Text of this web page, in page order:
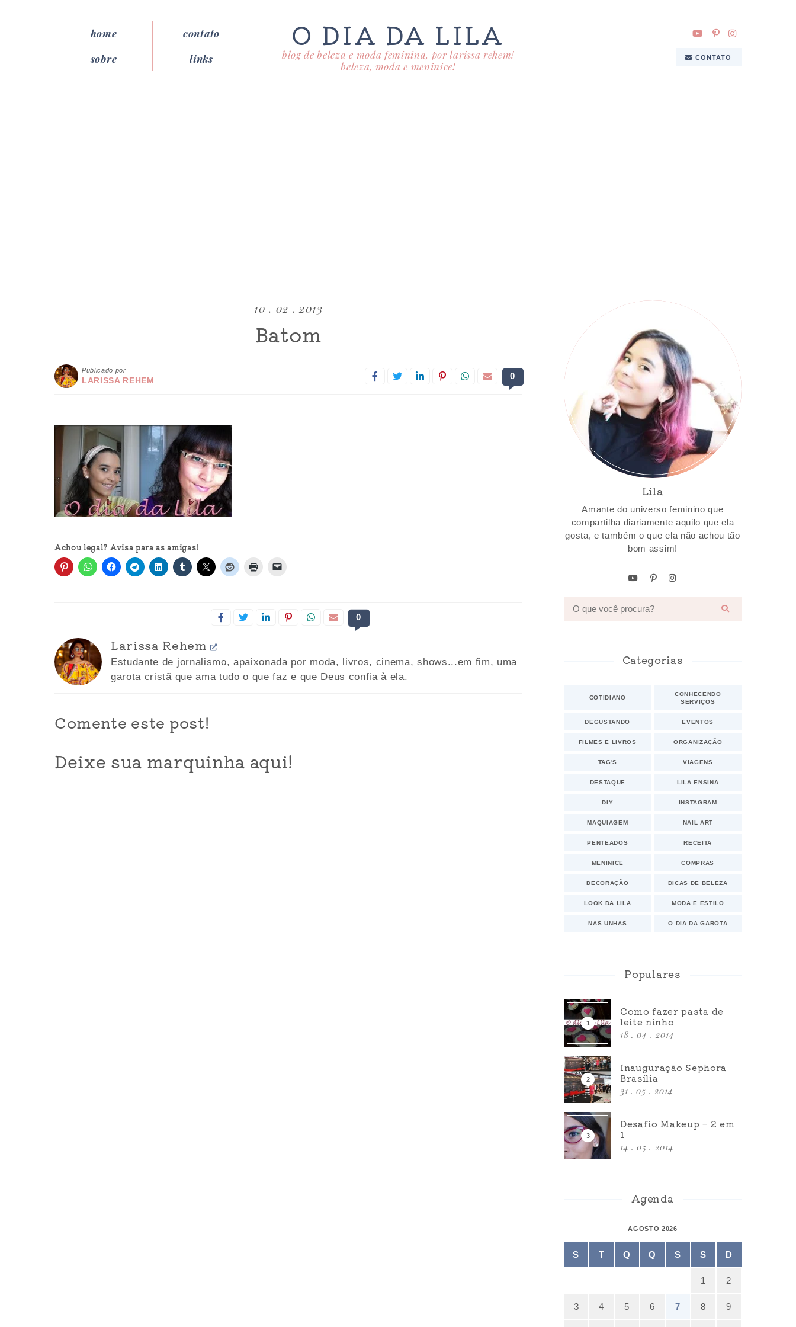
home
contato
sobre
links
O DIA DA LILA
blog de beleza e moda feminina, por larissa rehem!
beleza, moda e meninice!
CONTATO
10 . 02 . 2013
Batom
Publicado por
LARISSA REHEM 0
Achou legal? Avisa para as amigas!
0
Larissa Rehem
Estudante de jornalismo, apaixonada por moda, livros, cinema, shows...em fim, uma
garota cristã que ama tudo o que faz e que Deus confia à ela.
Comente este post!
Deixe sua marquinha aqui!
Lila
Amante do universo feminino que
compartilha diariamente aquilo que ela
gosta, e também o que ela não achou tão
bom assim!
Categorias
COTIDIANO
CONHECENDO
SERVIÇOS
DEGUSTANDO EVENTOS
FILMES E LIVROS ORGANIZAÇÃO
TAG'S VIAGENS
DESTAQUE LILA ENSINA
DIY INSTAGRAM
MAQUIAGEM NAIL ART
PENTEADOS RECEITA
MENINICE COMPRAS
DECORAÇÃO DICAS DE BELEZA
LOOK DA LILA MODA E ESTILO
NAS UNHAS O DIA DA GAROTA
Populares
Como fazer pasta de
leite ninho
18 . 04 . 2014
Inauguração Sephora
Brasília
31 . 05 . 2014
Desafio Makeup – 2 em
1
14 . 05 . 2014
Agenda
AGOSTO 2026
S T Q Q S S D
1 2
3 4 5 6 7 8 9